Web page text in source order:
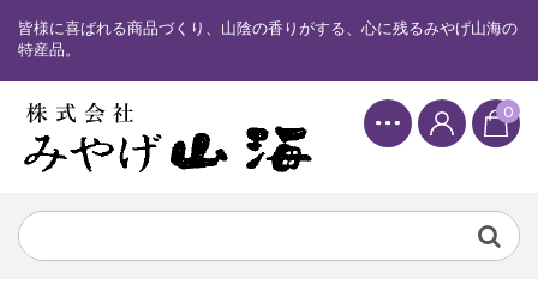
皆様に喜ばれる商品づくり、山陰の香りがする、心に残るみやげ山海の
特産品。
0
カード情報が適切ではありません。「カード...
特集
2026.7.17